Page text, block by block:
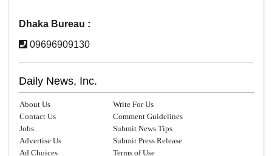
Dhaka Bureau :
09696909130
Daily News, Inc.
About Us
Write For Us
Contact Us
Comment Guidelines
Jobs
Submit News Tips
Advertise Us
Submit Press Release
Ad Choices
Terms of Use